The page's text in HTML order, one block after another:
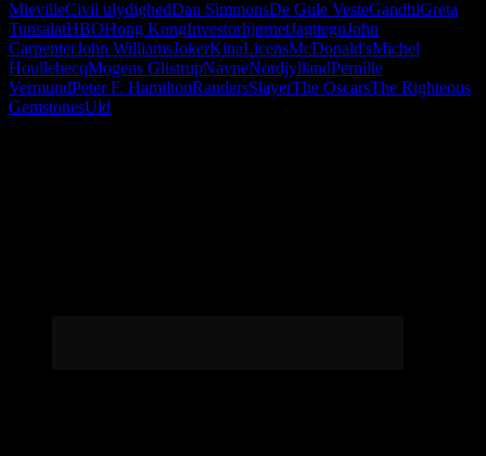
MievilleCivil ulydighedDan SimmonsDe Gule VesteGandhiGreta
TunsalatHBOHong KongInvestorhjørnetJagttegnJohn
CarpenterJohn WilliamsJokerKinaLicensMcDonald'sMichel
HoullebecqMogens GlistrupNavneNordjyllandPernille
VermundPeter F. HamiltonRandersSlayerThe OscarsThe Righteous
GemstonesUld